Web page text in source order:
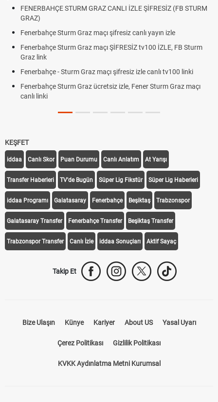
FENERBAHÇE STURM GRAZ CANLI İZLE ŞİFRESİZ (FB STURM
GRAZ)
Fenerbahçe Sturm Graz maçı şifresiz canlı yayın izle
Fenerbahçe Sturm Graz maçı ŞİFRESİZ tv100 İZLE, FB Sturm
Graz link
Fenerbahçe - Sturm Graz maçı şifresiz izle canlı tv100 linki
Fenerbahçe Sturm Graz ücretsiz izle, Fener Sturm Graz maçı
canlı linki
KEŞFET
iddaa Canlı Skor Puan Durumu Canlı Anlatım At Yarışı
Transfer Haberleri TV'de Bugün Süper Lig Fikstür Süper Lig Haberleri
iddaa Programı Galatasaray Fenerbahçe Beşiktaş Trabzonspor
Galatasaray Transfer Fenerbahçe Transfer Beşiktaş Transfer
Trabzonspor Transfer Canlı İzle iddaa Sonuçları Aktif Sayaç
Takip Et
Bize Ulaşın Künye Kariyer About US Yasal Uyarı
Çerez Politikası Gizlilik Politikası
KVKK Aydınlatma Metni Kurumsal